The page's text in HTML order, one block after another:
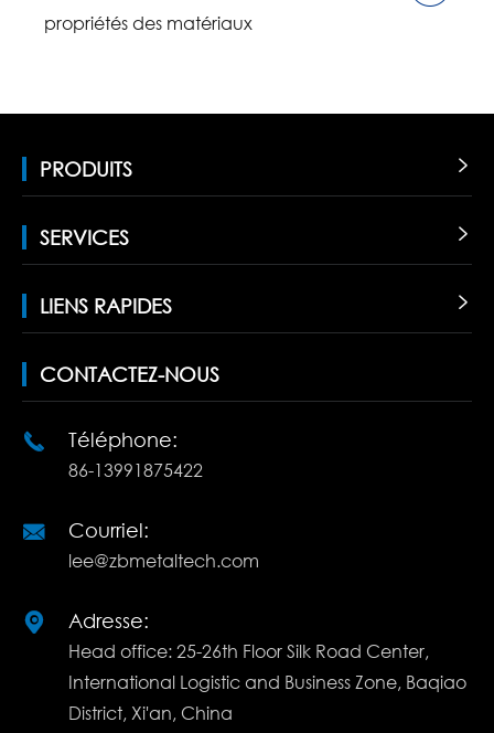
propriétés des matériaux
PRODUITS 
SERVICES 
LIENS RAPIDES 
CONTACTEZ-NOUS
 Téléphone:
86-13991875422
 Courriel:
lee@zbmetaltech.com
 Adresse:
Head office: 25-26th Floor Silk Road Center,
International Logistic and Business Zone, Baqiao
District, Xi'an, China